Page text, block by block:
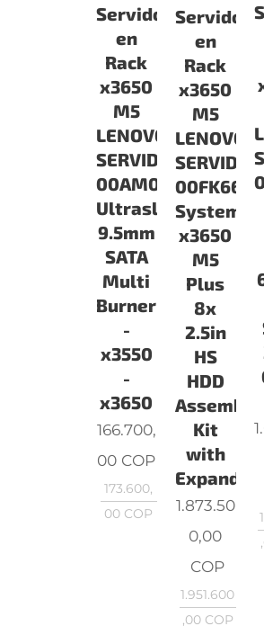
Servidor
en
Rack
x3650
M5
LENOVO
SERVIDORES
00AM067
Ultraslim
9.5mm
SATA
Multi
Burner
-
x3550
-
x3650
166.700,
00 COP
173.600,
00 COP
Servidor
en
Rack
x3650
M5
LENOVO
00FK661
System
x3650
M5
Plus
8x
2.5in
HS
HDD
Assembly
Kit
with
Expander
1.873.50
0,00
COP
1.951.600
,00COP